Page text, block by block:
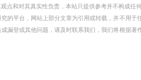
点和对其真实性负责，本站只提供参考并不构成任
的平台，网站上部分文章为引用或转载，并不用于
漏登或其他问题，请及时联系我们，我们将根据